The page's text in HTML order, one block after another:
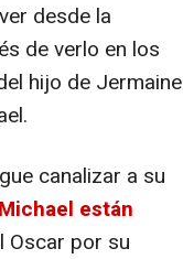
desde la
de verlo en los
hijo de Jermaine
canalizar a su
están
Oscar por su